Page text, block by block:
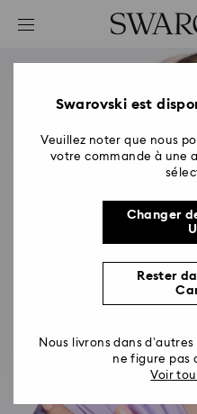
Accesskeys list
2 - Footer
Cadeaux
bijoux
Swarovski est
Veuillez noter que nous
votre commande à une
Changer
Rester
Nous livrons dans
ne figure pas
Voir